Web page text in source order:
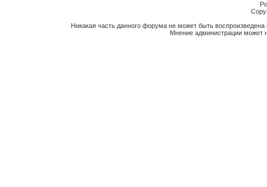
Никакая часть данного форума не может быть
Мнение администрации может